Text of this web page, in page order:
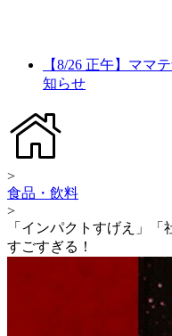
【8/26 正午】ママ
知らせ
>
食品・飲料
>
「インパクトすげえ」
すごすぎる！